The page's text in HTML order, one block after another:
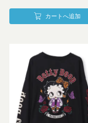
カートへ追加